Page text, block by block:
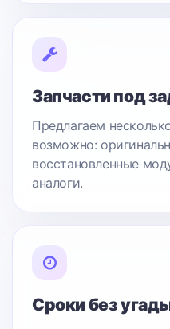
Запчасти под
Предлагаем
возможно:
восстановленные
аналоги.
Сроки без